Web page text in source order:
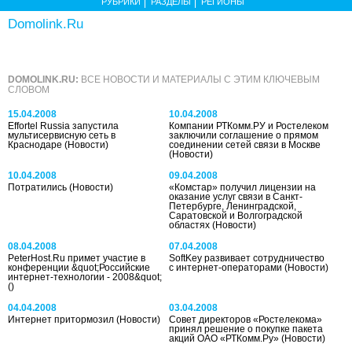
Domolink.ru
DOMOLINK.RU: ВСЕ НОВОСТИ И МАТЕРИАЛЫ С ЭТИМ КЛЮЧЕВЫМ
СЛОВОМ
15.04.2008
Effortel Russia запустила
мультисервисную сеть в
Краснодаре (Новости)
10.04.2008
Компании РТКомм.РУ и Ростелеком
заключили соглашение о прямом
соединении сетей связи в Москве
(Новости)
10.04.2008
Потратились (Новости)
09.04.2008
«Комстар» получил лицензии на
оказание услуг связи в Санкт-
Петербурге, Ленинградской,
Саратовской и Волгоградской
областях(Новости)
08.04.2008
PeterHost.Ru примет участие в
конференции &quot;Российские
интернет-технологии - 2008&quot;
()
07.04.2008
SoftKey развивает сотрудничество
с интернет-операторами(Новости)
04.04.2008
Интернет притормозил (Новости)
03.04.2008
Совет директоров «Ростелекома»
принял решение о покупке пакета
акций ОАО «РТКомм.Ру»(Новости)